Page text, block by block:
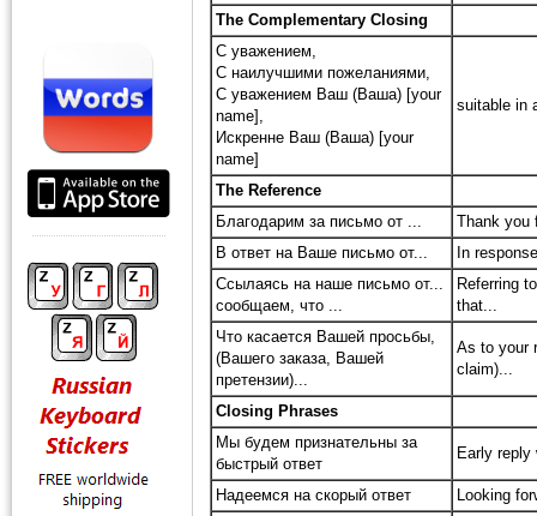
The Complementary Closing
С уважением,
С наилучшими пожеланиями,
С уважением Ваш (Ваша) [your
name],
Искренне Ваш (Ваша) [your
name]
suitable in
The Reference
Благодарим за письмо от ...
Thank you
В ответ на Ваше письмо от...
In
Ссылаясь на наше письмо от...
сообщаем, что ...
Referring
that...
Что касается Вашей просьбы,
(Вашего заказа, Вашей
претензии)...
As to your
claim)...
Closing Phrases
Мы будем признательны за
быстрый ответ
Early reply
Надеемся на скорый ответ
Looking